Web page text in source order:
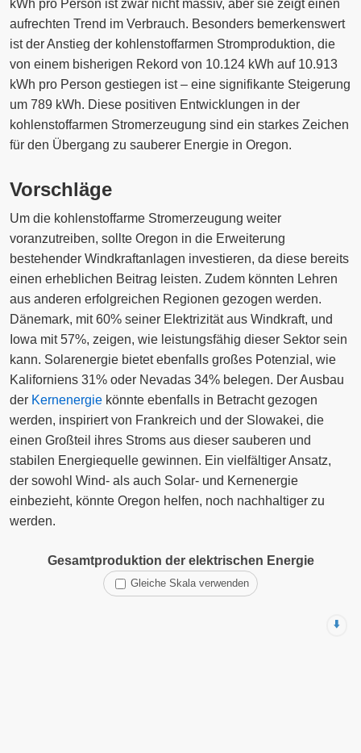
kWh pro Person ist zwar nicht massiv, aber sie zeigt einen
aufrechten Trend im Verbrauch. Besonders bemerkenswert
ist der Anstieg der kohlenstoffarmen Stromproduktion, die
von einem bisherigen Rekord von 10.124 kWh auf 10.913
kWh pro Person gestiegen ist – eine signifikante Steigerung
um 789 kWh. Diese positiven Entwicklungen in der
kohlenstoffarmen Stromerzeugung sind ein starkes Zeichen
für den Übergang zu sauberer Energie in Oregon.
Vorschläge
Um die kohlenstoffarme Stromerzeugung weiter
voranzutreiben, sollte Oregon in die Erweiterung
bestehender Windkraftanlagen investieren, da diese bereits
einen erheblichen Beitrag leisten. Zudem könnten Lehren
aus anderen erfolgreichen Regionen gezogen werden.
Dänemark, mit 60% seiner Elektrizität aus Windkraft, und
Iowa mit 57%, zeigen, wie leistungsfähig dieser Sektor sein
kann. Solarenergie bietet ebenfalls großes Potenzial, wie
Kaliforniens 31% oder Nevadas 34% belegen. Der Ausbau
der Kernenergie könnte ebenfalls in Betracht gezogen
werden, inspiriert von Frankreich und der Slowakei, die
einen Großteil ihres Stroms aus dieser sauberen und
stabilen Energiequelle gewinnen. Ein vielfältiger Ansatz,
der sowohl Wind- als auch Solar- und Kernenergie
einbezieht, könnte Oregon helfen, noch nachhaltiger zu
werden.
Gesamtproduktion der elektrischen Energie
Gleiche Skala verwenden
⬇️